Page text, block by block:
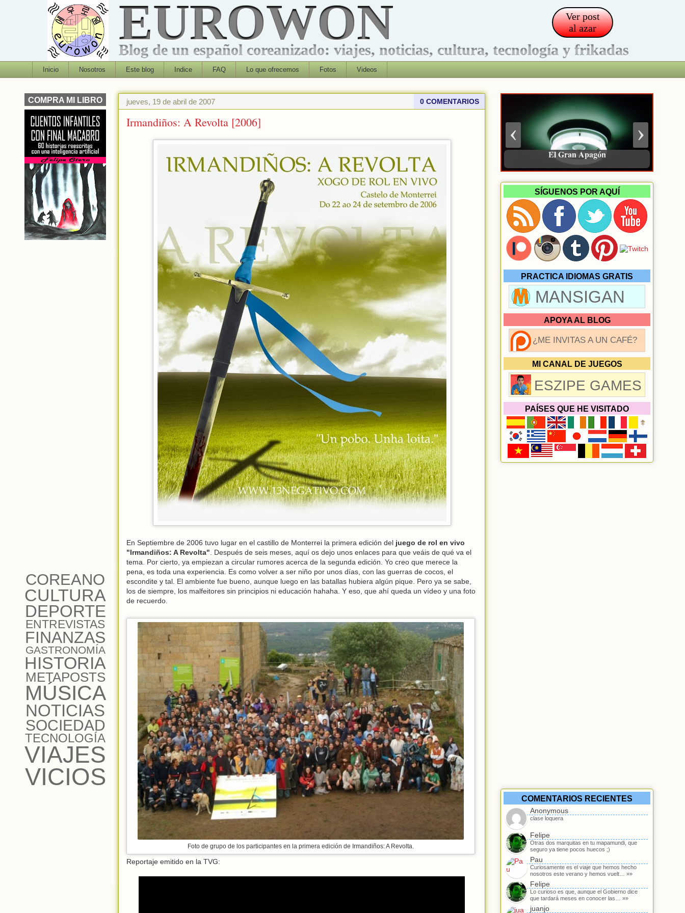
Ver post
al azar
EUROWON
Blog de un español coreanizado: viajes, noticias, cultura, tecnología y frikadas
Inicio Nosotros Este blog Indice FAQ Lo que ofrecemos Fotos Videos
jueves, 19 de abril de 2007 0 COMENTARIOS
Irmandiños: A Revolta [2006]
En Septiembre de 2006 tuvo lugar en el castillo de Monterrei la primera edición del juego de rol en vivo
"Irmandiños: A Revolta" . Después de seis meses, aquí os dejo unos enlaces para que veáis de qué va el
tema. Por cierto, ya empiezan a circular rumores acerca de la segunda edición. Yo creo que merece la
pena, es toda una experiencia. Es como volver a ser niño por unos días, con las guerras de cocos, el
escondite y tal. El ambiente fue bueno, aunque luego en las batallas hubiera algún pique. Pero ya se sabe,
los de siempre, los malfeitores sin principios ni educación hahaha. Y eso, que ahí queda un vídeo y una foto
de recuerdo.
Foto de grupo de los participantes en la primera edición de Irmandiños: A Revolta.
Reportaje emitido en la TVG:
COMPRA MI LIBRO
COREANO
CULTURA
DEPORTE
ENTREVISTAS
FINANZAS
GASTRONOMÍA
HISTORIA
METAPOSTS
MÚSICA
NOTICIAS
SOCIEDAD
TECNOLOGÍA
VIAJES
VICIOS
Siete libros recomendados en 2025
El Gran Apagón
›
‹
SÍGUENOS POR AQUÍ
PRACTICA IDIOMAS GRATIS
MANSIGAN
APOYA AL BLOG
¿ME INVITAS A UN CAFÉ?
MI CANAL DE JUEGOS
ESZIPE GAMES
PAÍSES QUE HE VISITADO
COMENTARIOS RECIENTES
Anonymous
clase loquera
Felipe
Otras dos marquitas en tu mapamundi, que
seguro ya tiene pocos huecos ;)
Pau
Curiosamente es el viaje que hemos hecho
nosotros este verano y hemos vuelt… »»
Felipe
Lo curioso es que, aunque el Gobierno dice
que tardará meses en conocer las… »»
juanjo